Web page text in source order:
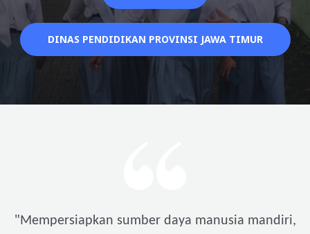
DINAS PENDIDIKAN PROVINSI JAWA TIMUR
"Mempersiapkan sumber daya manusia mandiri,